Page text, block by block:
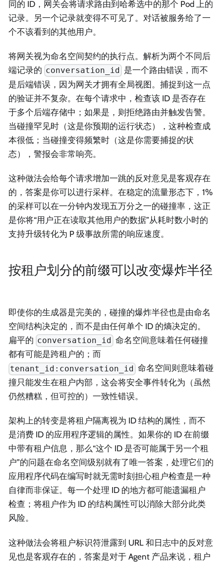
同的 ID，网关会将请求路由到哈希选中的那个 Pod 上的
记录。另一个记录就变得不可见了。对话被服务给了一
个不该看到的其他用户。
将网关视为命名空间契约的执行点。解析为两个不同后
端记录的 conversation_id
是一个路由错误，而不
是后端错误，因为网关才拥有全局视图。捕捉到这一点
的验证并不复杂。在每个请求中，检查该 ID 是否存在
于多个后端存储中；如果是，则拒绝路由并触发告警。
当碰撞罕见时（这是你预期的运行状态），这种检查成
本很低；当碰撞变得频繁时（这是你需要捕捉的状
态），警报会非常响亮。
这种做法会给每个请求增加一跳的反对意见是客观存在
的，答案是你可以进行采样。在稳定的流量形态下，1%
的采样可以在一分钟内发现五万分之一的碰撞率，这正
是你将“用户正在读取其他用户的数据”从耗时数小时的
支持升级转化为 P 级事故所需的响应速度。
按租户划分的前缀可以改变爆炸半径
即使你的生成器是完美的，碰撞的爆炸半径也是由命名
空间结构决定的，而不是由任何单个 ID 的熵决定的。
扁平的 conversation_id 命名空间意味着任何碰撞
都有可能是跨租户的；而
tenant_id:conversation_id 命名空间则意味着碰
撞只能发生在租户内部，这会将安全事件转化为（虽然
仍然糟糕，但可控的）一致性错误。
架构上的转变是将租户隔离视为 ID 结构的属性，而不
是消费 ID 的应用程序逻辑的属性。如果你的 ID 在前缀
中带有租户信息，那么“这个 ID 是否可能属于另一个租
户”的问题在命名空间级别就有了唯一答案，处理它们的
应用程序代码在编写时就无需时刻担心租户检查是一种
自律而非保证。每一个处理 ID 的地方都可能遗漏租户
检查；将租户作为 ID 的结构属性可以消除大部分此类
风险。
这种做法会将租户标识符泄露到 URL 和日志中的反对意
见也是客观存在的，答案是对于 Agent 产品来说，租户